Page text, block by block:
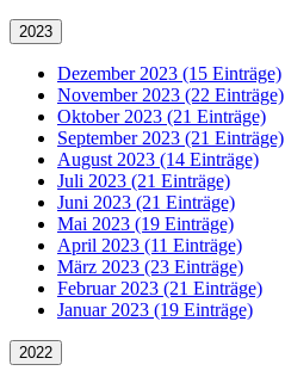
2023
Dezember 2023 (15 Einträge)
November 2023 (22 Einträge)
Oktober 2023 (21 Einträge)
September 2023 (21 Einträge)
August 2023 (14 Einträge)
Juli 2023 (21 Einträge)
Juni 2023 (21 Einträge)
Mai 2023 (19 Einträge)
April 2023 (11 Einträge)
März 2023 (23 Einträge)
Februar 2023 (21 Einträge)
Januar 2023 (19 Einträge)
2022